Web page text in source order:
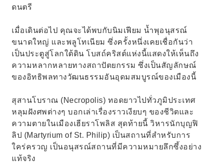
ดนตรี
เมื่อเดินต่อไป คุณจะได้พบกับนิมเฟียม น้ำพุอนุสรณ์
ขนาดใหญ่ และพลูโทเนียม ซึ่งครั้งหนึ่งเคยเชื่อกันว่า
เป็นประตูสู่โลกใต้ดิน โบสถ์คริสต์แห่งนี้แสดงให้เห็นถึง
ความหลากหลายทางสถาปัตยกรรม ซึ่งเป็นสัญลักษณ์
ของอิทธิพลทางวัฒนธรรมอันอุดมสมบูรณ์ของเมืองนี้
สุสานโบราณ (Necropolis) ทอดยาวไปทั่วภูมิประเทศ
หลุมฝังศพต่างๆ บอกเล่าเรื่องราวเงียบๆ ของชีวิตและ
ความตายในเมืองเฮียราโพลิส สุดท้ายนี้ วิหารนักบุญฟิ
ลิป (Martyrium of St. Philip) เป็นสถานที่สำหรับการ
ใคร่ครวญ เป็นอนุสรณ์สถานที่มีความหมายลึกซึ้งอย่าง
แท้จริง